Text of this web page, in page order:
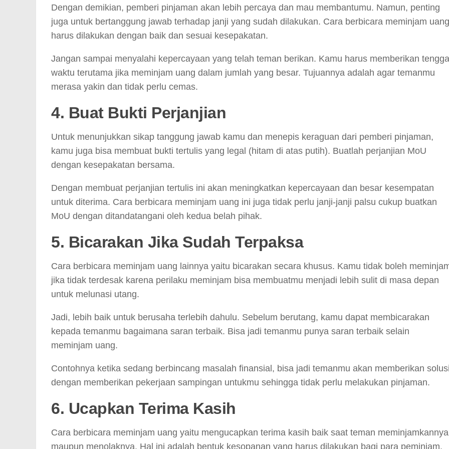
Dengan demikian, pemberi pinjaman akan lebih percaya dan mau membantumu. Namun, penting
juga untuk bertanggung jawab terhadap janji yang sudah dilakukan. Cara berbicara meminjam uang
harus dilakukan dengan baik dan sesuai kesepakatan.
Jangan sampai menyalahi kepercayaan yang telah teman berikan. Kamu harus memberikan
waktu terutama jika meminjam uang dalam jumlah yang besar. Tujuannya adalah agar temanmu
merasa yakin dan tidak perlu cemas.
4. Buat Bukti Perjanjian
Untuk menunjukkan sikap tanggung jawab kamu dan menepis keraguan dari pemberi pinjaman,
kamu juga bisa membuat bukti tertulis yang legal (hitam di atas putih). Buatlah perjanjian MoU
dengan kesepakatan bersama.
Dengan membuat perjanjian tertulis ini akan meningkatkan kepercayaan dan besar kesempatan
untuk diterima. Cara berbicara meminjam uang ini juga tidak perlu janji-janji palsu cukup buatkan
MoU dengan ditandatangani oleh kedua belah pihak.
5. Bicarakan Jika Sudah Terpaksa
Cara berbicara meminjam uang lainnya yaitu bicarakan secara khusus. Kamu tidak boleh
jika tidak terdesak karena perilaku meminjam bisa membuatmu menjadi lebih sulit di masa depan
untuk melunasi utang.
Jadi, lebih baik untuk berusaha terlebih dahulu. Sebelum berutang, kamu dapat membicarakan
kepada temanmu bagaimana saran terbaik. Bisa jadi temanmu punya saran terbaik selain
meminjam uang.
Contohnya ketika sedang berbincang masalah finansial, bisa jadi temanmu akan memberikan
dengan memberikan pekerjaan sampingan untukmu sehingga tidak perlu melakukan pinjaman.
6. Ucapkan Terima Kasih
Cara berbicara meminjam uang yaitu mengucapkan terima kasih baik saat teman meminjamkannya
maupun menolaknya. Hal ini adalah bentuk kesopanan yang harus dilakukan bagi para peminjam.